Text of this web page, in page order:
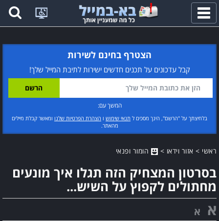
פתח
תפריט
הצטרף בחינם לשירות
קבל עדכונים על תכנים חדשים ישירות לתיבת המייל שלך!
המשך עם:
בלחיצתך על "הרשם", הינך מסכים ל תנאי שימוש ו הצהרת הפרטיות שלנו ומאשר קבלת מיילים
מהאתר.
ראשי > אזור וידאו > הומור ופנאי
בסרטון המצחיק הזה תגלו איך מונעים
מחתולים לקפוץ על השיש...
א א